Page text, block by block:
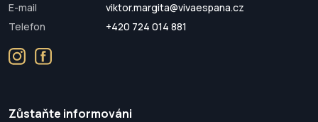
E-mail
viktor.margita@vivaespana.cz
Telefon
+420 724 014 881
Zůstaňte informováni